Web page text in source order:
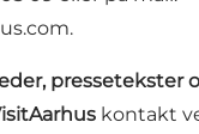
.
pressetekster
kontakt